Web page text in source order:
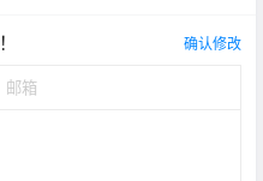
确认修改